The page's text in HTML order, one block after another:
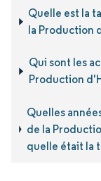
Quelle est la
la Production
Qui sont les
Production
Quelles
de la
quelle était la